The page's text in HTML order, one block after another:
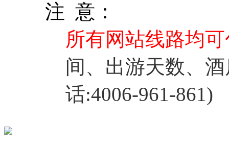
注 意：
所有网站线路均
间、出游天数、
话:4006-961-861)